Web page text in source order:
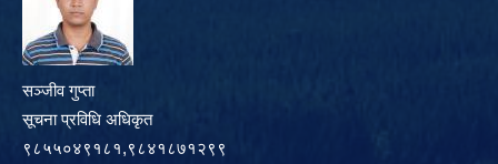
सञ्जीव गुप्ता
सूचना प्रविधि अधिकृत
९८५५०४९१८१,९८४१८७१२९९